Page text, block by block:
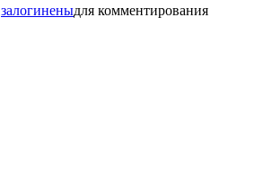
залогиненыдля комментирования